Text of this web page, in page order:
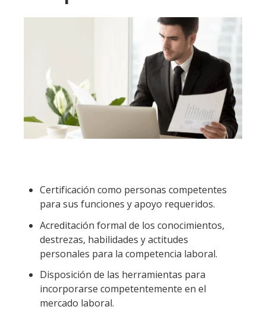
Certificación como personas competentes
para sus funciones y apoyo requeridos.
Acreditación formal de los conocimientos,
destrezas, habilidades y actitudes
personales para la competencia laboral.
Disposición de las herramientas para
incorporarse competentemente en el
mercado laboral.